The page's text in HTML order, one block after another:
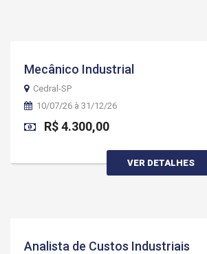
Mecânico Industrial
Cedral-SP
10/07/26 à 31/12/26
R$ 4.300,00
VER DETALHES
Analista de Custos Industriais